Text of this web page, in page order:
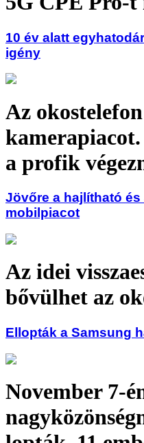
10 év alatt
igény
Az
a profik
Jövőre a hajlítható
mobilpiacot
Az idei
bővülhet az
Ellopták a Samsung
November 7-